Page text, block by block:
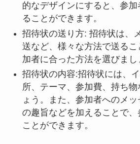
的なデザインにすると、参
ることができます。
招待状の送り方: 招待状は、
送など、様々な方法で送る
加者に合った方法を選びまし
招待状の内容:招待状には、
所、テーマ、参加費、持ち
ょう。また、参加者へのメ
の趣旨などを加えることで
ことができます。